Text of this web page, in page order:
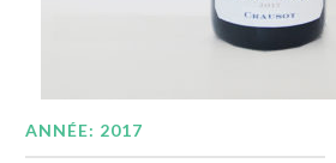
ANNÉE: 2017